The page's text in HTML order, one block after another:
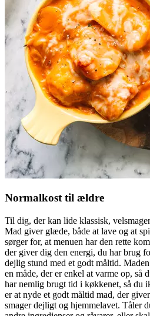
Normalkost til ældre
Til dig, der kan lide klassisk,
Mad giver glæde, både at lave og at
sørger for, at menuen har den rette
der giver dig den energi, du har brug
dejlig stund med et godt måltid.
en måde, der er enkel at varme op,
har nemlig brugt tid i køkkenet, så du
er at nyde et godt måltid mad, der
smager dejligt og hjemmelavet. Tåler